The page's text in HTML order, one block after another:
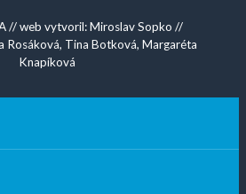
// web vytvoril: Miroslav Sopko //
Rosáková, Tina Botková, Margaréta
Knapíková